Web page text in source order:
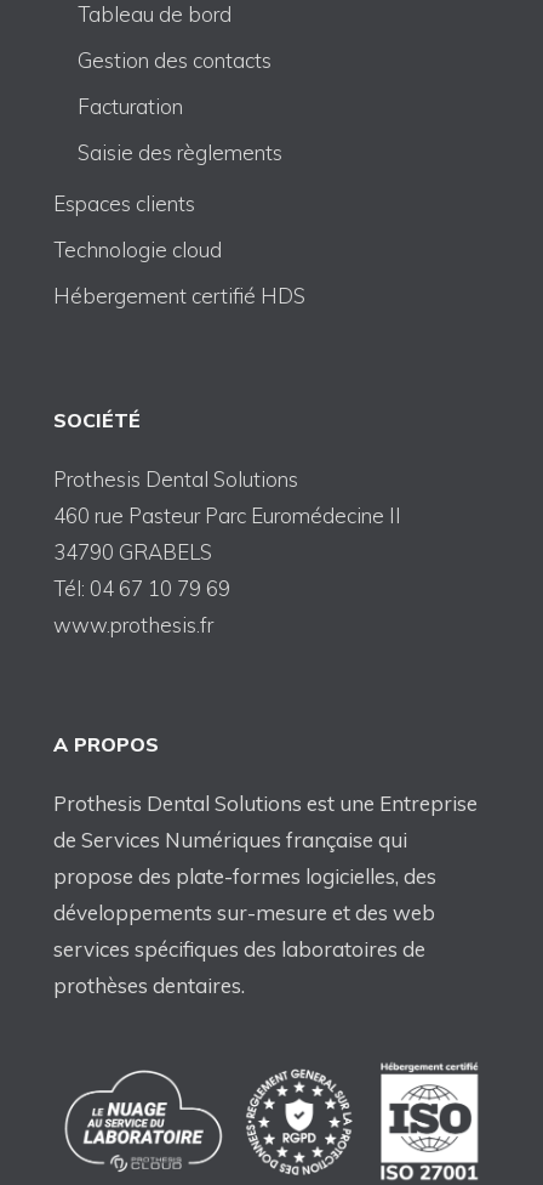
Tableau de bord
Gestion des contacts
Facturation
Saisie des règlements
Espaces clients
Technologie cloud
Hébergement certifié HDS
SOCIÉTÉ
Prothesis Dental Solutions
460 rue Pasteur Parc Euromédecine II
34790 GRABELS
Tél: 04 67 10 79 69
www.prothesis.fr
A PROPOS
Prothesis Dental Solutions est une Entreprise
de Services Numériques française qui
propose des plate-formes logicielles, des
développements sur-mesure et des web
services spécifiques des laboratoires de
prothèses dentaires.